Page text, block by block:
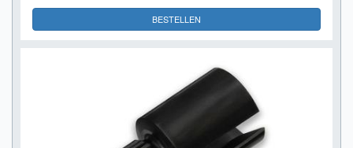
BESTELLEN